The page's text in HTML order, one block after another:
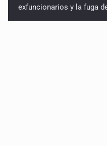
exfuncionarios y la fuga